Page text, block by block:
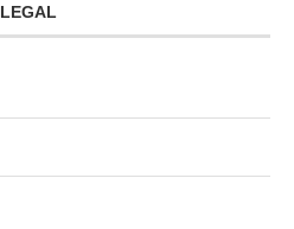
LEGAL